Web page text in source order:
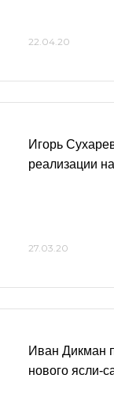
22.04.20
Игорь
реализации
27.03.20
Иван Дикман
нового ясли-